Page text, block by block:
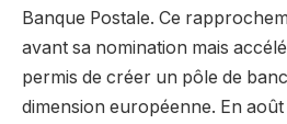
Banque Postale. Ce
avant sa nomination mais
permis de créer un pôle de
dimension européenne. En août